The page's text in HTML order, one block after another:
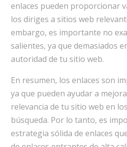
enlaces pueden proporcionar
los diriges a sitios web
embargo, es importante no
salientes, ya que demasiados
autoridad de tu sitio web.
En resumen, los enlaces son
ya que pueden ayudar a
relevancia de tu sitio web en
búsqueda. Por lo tanto, es
estrategia sólida de enlaces